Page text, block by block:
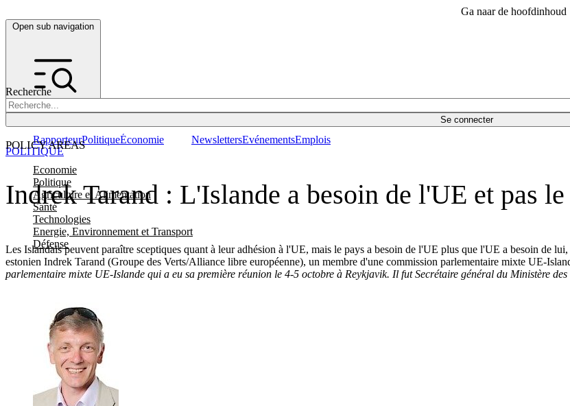
Ga naar de hoofdinhoud
Open sub navigation
Recherche
Se connecter
POLICY AREAS
Economie
Politique
Agriculture et Alimentation
Santé
Technologies
Energie, Environnement et Transport
Défense
RapporteurPolitiqueÉconomie NewslettersEvénementsEmplois
Indrek Tarand : L'Islande a besoin de l'UE et pas
Les Islandais peuvent paraître sceptiques quant à leur adhésion à l'UE, mais le pays a besoin de l'UE plus que l'UE a besoin de
estonien Indrek Tarand (Groupe des Verts/Alliance libre européenne), un membre d'une commission parlementaire mixte UE-
parlementaire mixte UE-Islande qui a eu sa première réunion le 4-5 octobre à Reykjavik. Il fut Secrétaire général du Ministère
POLITIQUE